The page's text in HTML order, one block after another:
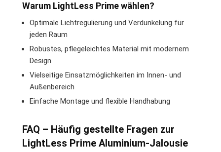
Warum LightLess Prime wählen?
Optimale Lichtregulierung und Verdunkelung für
jeden Raum
Robustes, pflegeleichtes Material mit modernem
Design
Vielseitige Einsatzmöglichkeiten im Innen- und
Außenbereich
Einfache Montage und flexible Handhabung
FAQ – Häufig gestellte Fragen zur
LightLess Prime Aluminium-Jalousie